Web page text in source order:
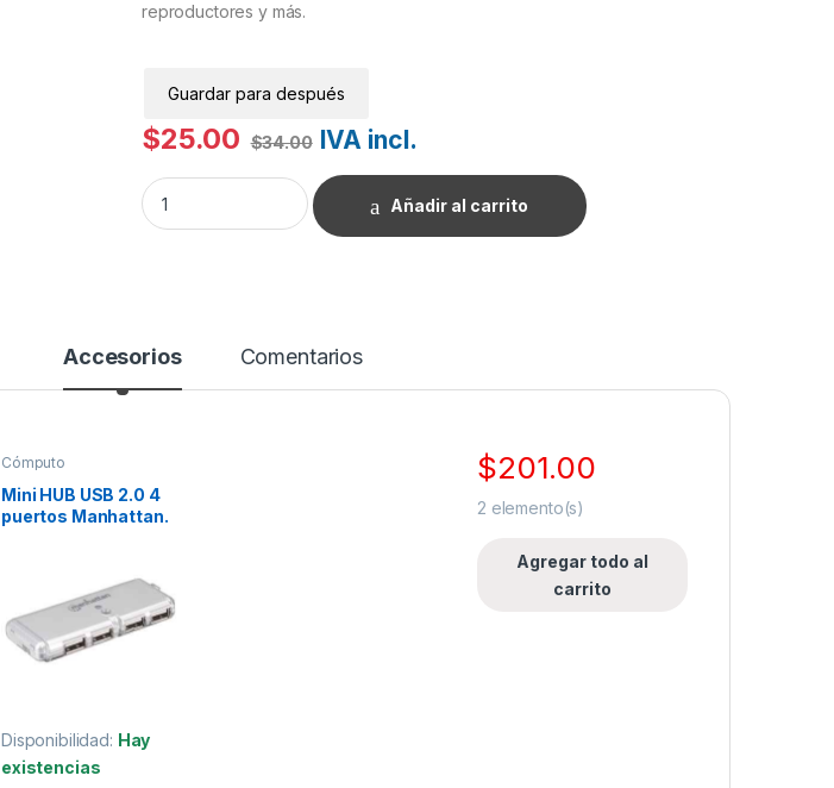
reproductores y más.
Guardar para después
$25.00 $34.00 IVA incl.
Cable USB a USB mini o miniB 1.80m. Generico cantidad
Añadir al carrito
Accesorios Comentarios
Cómputo
Mini HUB USB 2.0 4
puertos Manhattan.
Disponibilidad: Hay
existencias
$201.00
2 elemento(s)
Agregar todo al
carrito